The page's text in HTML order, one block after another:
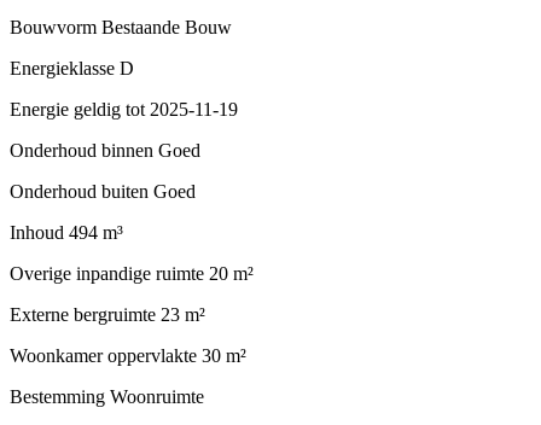
Bouwvorm Bestaande Bouw
Energieklasse D
Energie geldig tot 2025-11-19
Onderhoud binnen Goed
Onderhoud buiten Goed
Inhoud 494 m³
Overige inpandige ruimte 20 m²
Externe bergruimte 23 m²
Woonkamer oppervlakte 30 m²
Bestemming Woonruimte